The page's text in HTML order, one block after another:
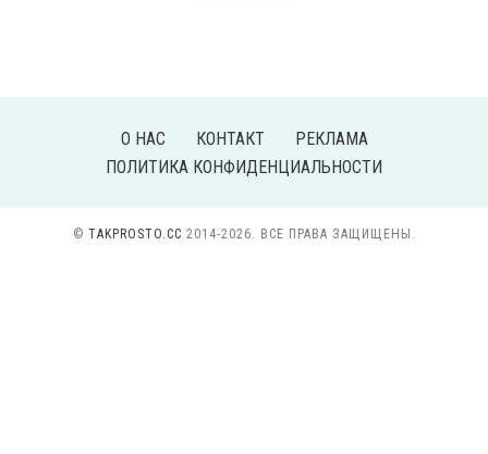
О НАС КОНТАКТ
РЕКЛАМА
ПОЛИТИКА КОНФИДЕНЦИАЛЬНОСТИ
© TAKPROSTO.CC 2014-2026. ВСЕ ПРАВА ЗАЩИЩЕНЫ.